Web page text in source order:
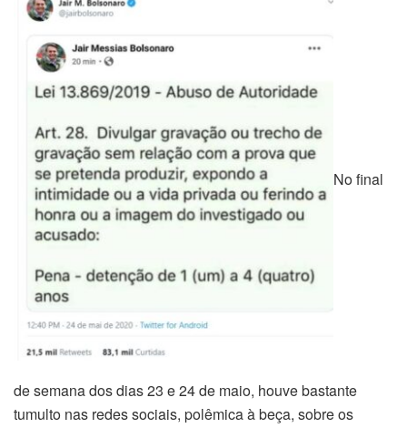
No final
de semana dos dias 23 e 24 de maio, houve bastante
tumulto nas redes sociais, polêmica à beça, sobre os